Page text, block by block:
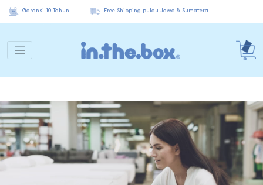
Garansi 10 Tahun Free Shipping pulau Jawa & Sumatera